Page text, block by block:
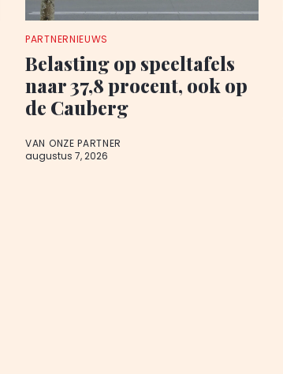
PARTNERNIEUWS
Belasting op speeltafels
naar 37,8 procent, ook op
de Cauberg
VAN ONZE PARTNER
augustus 7, 2026